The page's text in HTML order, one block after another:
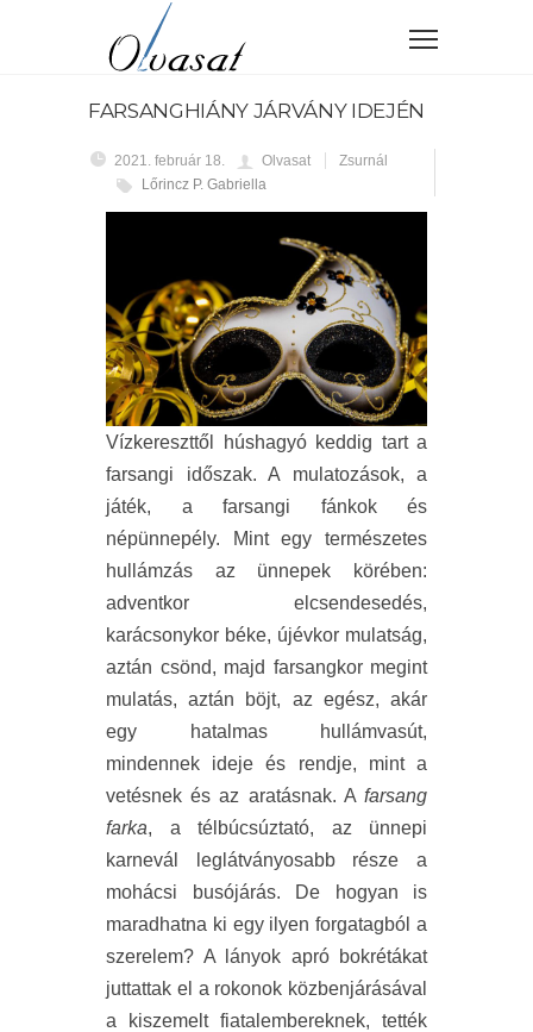
FARSANGHIÁNY JÁRVÁNY IDEJÉN
2021. február 18. Olvasat
Zsurnál
Lőrincz P. Gabriella
Vízkereszttől húshagyó keddig tart a
farsangi időszak. A mulatozások, a
játék, a farsangi fánkok és
népünnepély. Mint egy természetes
hullámzás az ünnepek körében:
adventkor elcsendesedés,
karácsonykor béke, újévkor mulatság,
aztán csönd, majd farsangkor megint
mulatás, aztán böjt, az egész, akár
egy hatalmas hullámvasút,
mindennek ideje és rendje, mint a
vetésnek és az aratásnak. A farsang
farka, a télbúcsúztató, az ünnepi
karnevál leglátványosabb része a
mohácsi busójárás. De hogyan is
maradhatna ki egy ilyen forgatagból a
szerelem? A lányok apró bokrétákat
juttattak el a rokonok közbenjárásával
a kiszemelt fiatalembereknek, tették